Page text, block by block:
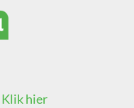
Klik hier